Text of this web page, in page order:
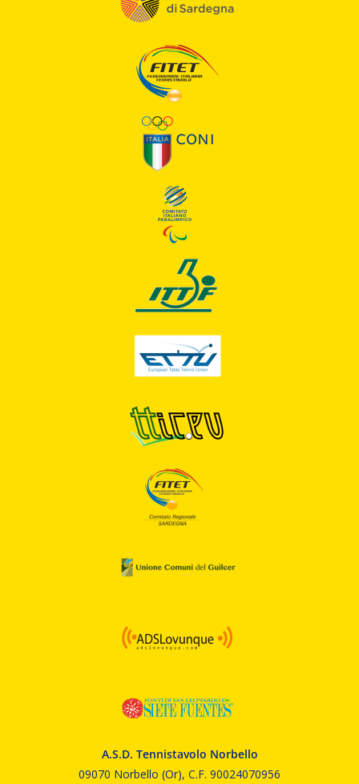
A.S.D. Tennistavolo Norbello
09070 Norbello (Or), C.F. 90024070956